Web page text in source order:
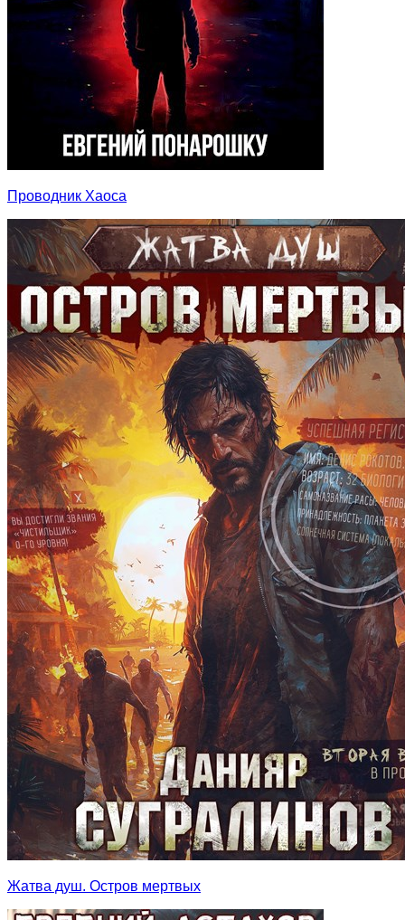
Проводник Хаоса
Жатва душ. Остров мертвых